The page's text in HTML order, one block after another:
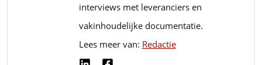
interviews met leveranciers en
vakinhoudelijke documentatie.
Lees meer van: Redactie